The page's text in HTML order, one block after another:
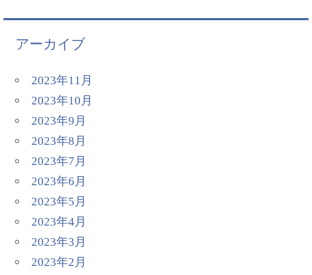
アーカイブ
2023年11月
2023年10月
2023年9月
2023年8月
2023年7月
2023年6月
2023年5月
2023年4月
2023年3月
2023年2月